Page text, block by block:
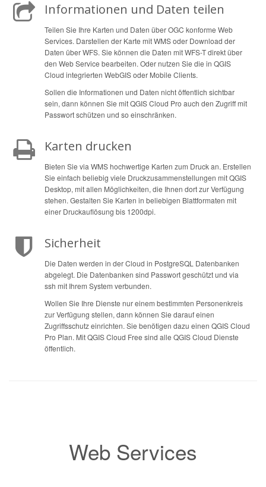
Informationen und Daten teilen
Teilen Sie Ihre Karten und Daten über OGC konforme Web
Services. Darstellen der Karte mit WMS oder Download der
Daten über WFS. Sie können die Daten mit WFS-T direkt über
den Web Service bearbeiten. Oder nutzen Sie die in QGIS
Cloud integrierten WebGIS oder Mobile Clients.
Sollen die Informationen und Daten nicht öffentlich sichtbar
sein, dann können Sie mit QGIS Cloud Pro auch den Zugriff mit
Passwort schützen und so einschränken.
Karten drucken
Bieten Sie via WMS hochwertige Karten zum Druck an. Erstellen
Sie einfach beliebig viele Druckzusammenstellungen mit QGIS
Desktop, mit allen Möglichkeiten, die Ihnen dort zur Verfügung
stehen. Gestalten Sie Karten in beliebigen Blattformaten mit
einer Druckauflösung bis 1200dpi.
Sicherheit
Die Daten werden in der Cloud in PostgreSQL Datenbanken
abgelegt. Die Datenbanken sind Passwort geschützt und via
ssh mit Ihrem System verbunden.
Wollen Sie Ihre Dienste nur einem bestimmten Personenkreis
zur Verfügung stellen, dann können Sie darauf einen
Zugriffsschutz einrichten. Sie benötigen dazu einen QGIS Cloud
Pro Plan. Mit QGIS Cloud Free sind alle QGIS Cloud Dienste
öffentlich.
Web Services